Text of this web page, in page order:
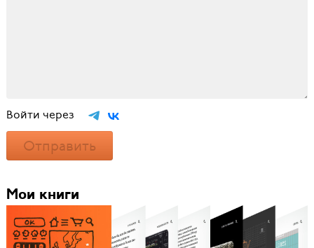
Войти через
Отправить
Мои книги